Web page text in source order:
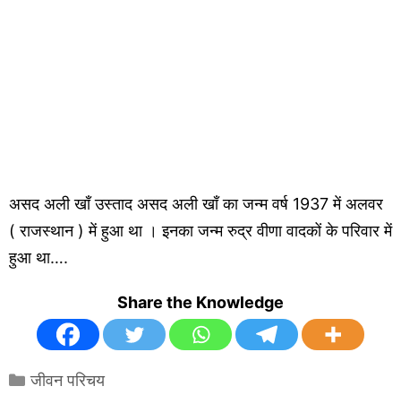
असद अली खाँ उस्ताद असद अली खाँ का जन्म वर्ष 1937 में अलवर
( राजस्थान ) में हुआ था । इनका जन्म रुद्र वीणा वादकों के परिवार में
हुआ था….
Share the Knowledge
Categories
जीवन परिचय